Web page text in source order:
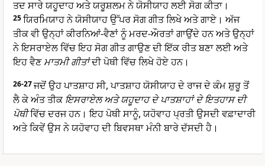
ਤਦ ਸਾਰੇ ਯਹੂਦਾਹ ਅਤੇ ਯਰੂਸ਼ਲਮ ਨੇ ਯੋਸੀਯਾਹ ਲਈ ਸੋਗ ਕੀਤਾ।
25ਯਿਰਮਿਯਾਹ ਨੇ ਯੋਸੀਯਾਹ ਉੱਪਰ ਸੋਗ ਗੀਤ ਲਿਖੇ ਅਤੇ ਗਾਏ। ਅੱਜ
ਤੀਕ ਵੀ ਉਨ੍ਹਾਂ ਕੀਰਨਿਆਂ-ਵੈਣਾਂ ਨੂੰ ਮਰਦ-ਔਰਤਾਂ ਗਾਉਂਦੇ ਹਨ ਅਤੇ ਉਨ੍ਹਾਂ
ਨੇ ਇਸਰਾਏਲ ਵਿੱਚ ਇਹ ਸੋਗ ਗੀਤ ਗਾਉਣ ਦੀ ਇੱਕ ਰੀਤ ਬਣਾ ਲਈ ਅਤੇ
ਇਹ ਵੈਣਮਾਤਮੀ ਗੀਤਾਂਦੀ ਪੋਥੀ ਵਿੱਚ ਲਿਖੇ ਹੋਏ ਹਨ।
26-27ਜਦੋਂ ਉਹ ਪਾਤਸ਼ਾਹ ਸੀ, ਪਾਤਸ਼ਾਹ ਯੋਸੀਯਾਹ ਦੇ ਰਾਜ ਦੇ ਕੰਮ ਸ਼ੁਰੂ ਤੋਂ
ਲੈ ਕੇ ਅੰਤ ਤੀਕਇਸਰਾਏਲ ਅਤੇ ਯਹੂਦਾਹ ਦੇ ਪਾਤਸ਼ਾਹਾਂ ਦੇ ਇਤਹਾਸ ਦੀ
ਪੋਥੀਵਿੱਚ ਦਰਜ ਹਨ। ਇਹ ਪੋਥੀ ਸਾਨੂੰ, ਯਹੋਵਾਹ ਪ੍ਰਤੀ ਉਸਦੀ ਵਫ਼ਾਦਾਰੀ
ਅਤੇ ਕਿਵੇਂ ਉਸ ਨੇ ਯਹੋਵਾਹ ਦੀ ਬਿਵਸਥਾ ਮੰਨੀ ਬਾਰੇ ਦੱਸਦੀ ਹੈ।